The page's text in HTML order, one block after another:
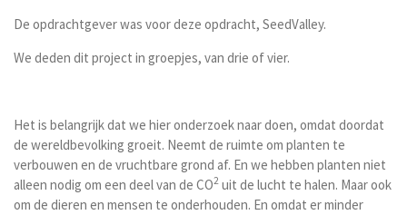
De opdrachtgever was voor deze opdracht, SeedValley.
We deden dit project in groepjes, van drie of vier.
Het is belangrijk dat we hier onderzoek naar doen, omdat doordat
de wereldbevolking groeit. Neemt de ruimte om planten te
verbouwen en de vruchtbare grond af. En we hebben planten niet
alleen nodig om een deel van de CO2 uit de lucht te halen. Maar ook
om de dieren en mensen te onderhouden. En omdat er minder